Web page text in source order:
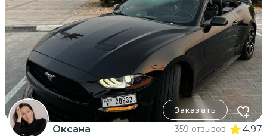
Заказать
Оксана 359 отзывов 4.97